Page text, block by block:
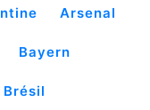
Arsenal
Bayern
Brésil